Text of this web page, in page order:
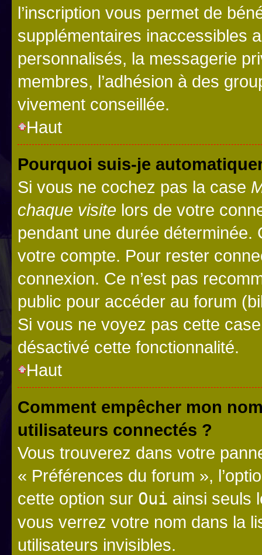
l’inscription vous permet de
supplémentaires inaccessibles
personnalisés, la messagerie
membres, l’adhésion à des
vivement conseillée.
Haut
Pourquoi suis-je
Si vous ne cochez pas la case
chaque visite lors de votre
pendant une durée déterminée.
votre compte. Pour rester
connexion. Ce n’est pas
public pour accéder au forum
Si vous ne voyez pas cette
désactivé cette fonctionnalité.
Haut
Comment empêcher mon
utilisateurs connectés ?
Vous trouverez dans votre
« Préférences du forum »,
cette option sur Oui ainsi seuls
vous verrez votre nom dans la
utilisateurs invisibles.